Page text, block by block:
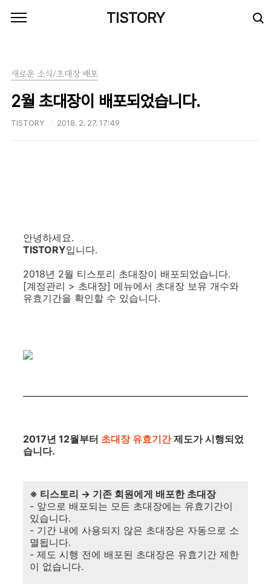
TISTORY
새로운 소식/초대장 배포
2월 초대장이 배포되었습니다.
TISTORY 2018. 2. 27. 17:49
안녕하세요.
TISTORY입니다.
2018년 2월 티스토리 초대장이 배포되었습니다.
[계정관리 > 초대장] 메뉴에서 초대장 보유 개수와
유효기간을 확인할 수 있습니다.
2017년 12월부터 초대장 유효기간제도가 시행되었
습니다.
※ 티스토리 → 기존 회원에게 배포한 초대장
- 앞으로 배포되는 모든 초대장에는 유효기간이
있습니다.
- 기간 내에 사용되지 않은 초대장은 자동으로 소
멸됩니다.
- 제도 시행 전에 배포된 초대장은 유효기간 제한
이 없습니다.